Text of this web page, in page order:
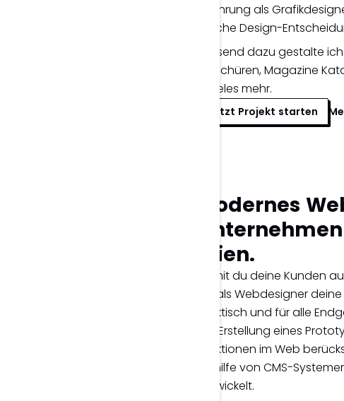
Erfahrung als
welche Design-
Passend dazu gestalte
Broschüren, Magazine
& vieles mehr.
Jetzt Projekt starten
Modernes
Wien.
Damit du deine Kunden
ich als Webdesigner
praktisch und für alle
der Erstellung eines
Funktionen im Web
mithilfe von CMS-
entwickelt.